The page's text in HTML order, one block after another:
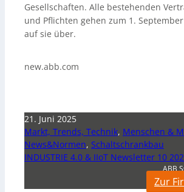
Gesellschaften. Alle bestehenden
und Pflichten gehen zum 1.
auf sie über.
new.abb.com
21. Juni 2025
Markt, Trends, Technik, Menschen &
News&Normen, Schaltschrankbau
INDUSTRIE 4.0 & IIoT Newsletter 10
ABB
Zur